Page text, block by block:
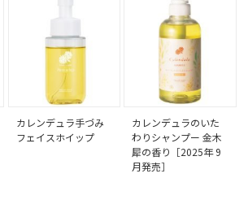
カレンデュラ手づみ
フェイスホイップ
カレンデュラのいた
わりシャンプー 金木
犀の香り［2025年 9
月発売］